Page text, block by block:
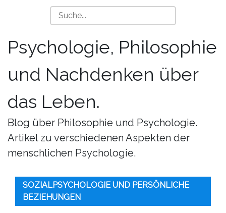
Psychologie, Philosophie
und Nachdenken über
das Leben.
Blog über Philosophie und Psychologie.
Artikel zu verschiedenen Aspekten der
menschlichen Psychologie.
SOZIALPSYCHOLOGIE UND PERSÖNLICHE
BEZIEHUNGEN